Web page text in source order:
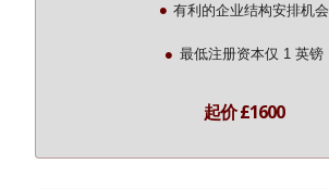
有利的企业结构安排机会
最低注册资本仅 1 英镑
起价 £1600